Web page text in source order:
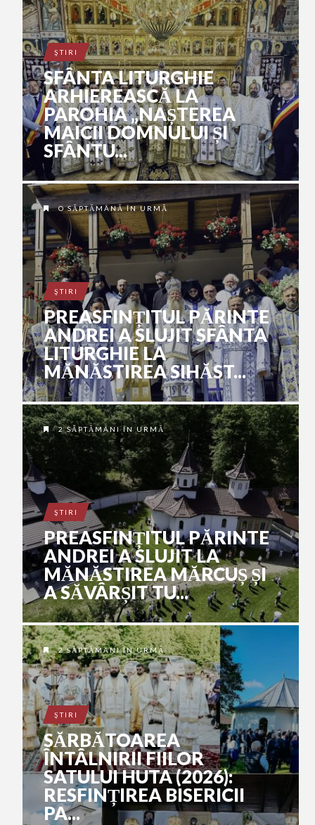
ŞTIRI
SFÂNTA LITURGHIE
ARHIEREASCĂ LA
PAROHIA „NAȘTEREA
MAICII DOMNULUI ȘI
SFÂNTU...
O SĂPTĂMÂNĂ ÎN URMĂ
ŞTIRI
PREASFINȚITUL PĂRINTE
ANDREI A SLUJIT SFÂNTA
LITURGHIE LA
MĂNĂSTIREA SIHĂST...
2 SĂPTĂMÂNI ÎN URMĂ
ŞTIRI
PREASFINȚITUL PĂRINTE
ANDREI A SLUJIT LA
MĂNĂSTIREA MĂRCUȘ ȘI
A SĂVÂRȘIT TU...
2 SĂPTĂMÂNI ÎN URMĂ
ŞTIRI
SĂRBĂTOAREA
ÎNTÂLNIRII FIILOR
SATULUI HUTA (2026):
RESFINȚIREA BISERICII
PA...